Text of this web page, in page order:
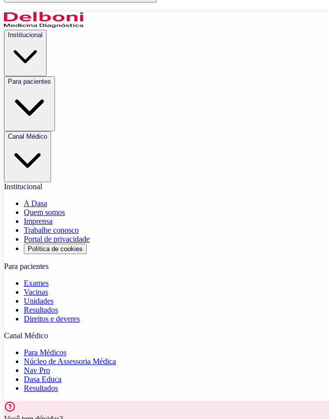
Institucional
Para pacientes
Canal Médico
Institucional
A Dasa
Quem somos
Imprensa
Trabalhe conosco
Portal de privacidade
Política de cookies
Para pacientes
Exames
Vacinas
Unidades
Resultados
Direitos e deveres
Canal Médico
Para Médicos
Núcleo de Assessoria Médica
Nav Pro
Dasa Educa
Resultados